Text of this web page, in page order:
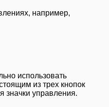
например,
использовать
из трех кнопок
значки управления.